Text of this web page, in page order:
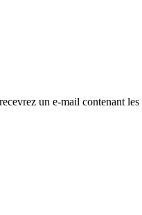
un e-mail contenant